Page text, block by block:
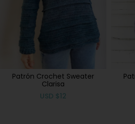
Patrón Crochet Sweater
Clarisa
USD $12